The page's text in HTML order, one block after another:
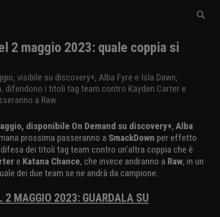
2 maggio 2023: quale coppia si
visibile su discovery+, Alba Fyre e Isla Dawn,
difendono i titoli tag team contro Kayden Carter e
a Raw.
disponibile On Demand su discovery+, Alba
prossima passeranno a SmackDown per effetto
dei titoli tag team contro un'altra coppia che è
e Katana Chance, che invece andranno a Raw, in un
dei due team se ne andrà da campione.
2 MAGGIO 2023: GUARDALA SU